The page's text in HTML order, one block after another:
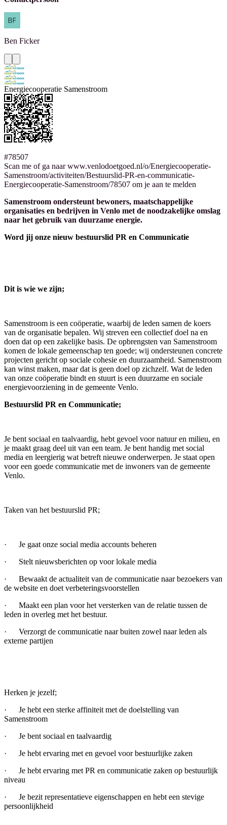
Ben Ficker
Energiecooperatie Samenstroom
#78507
Scan me of ga naar www.venlodoetgoed.nl/o/Energiecooperatie-
Samenstroom/activiteiten/Bestuurslid-PR-en-communicatie-
Energiecooperatie-Samenstroom/78507 om je aan te melden
Samenstroom ondersteunt bewoners, maatschappelijke
organisaties en bedrijven in Venlo met de noodzakelijke omslag
naar het gebruik van duurzame energie.
Word jij onze nieuw bestuurslid PR en Communicatie
Dit is wie we zijn;
Samenstroom is een coöperatie, waarbij de leden samen de koers
van de organisatie bepalen. Wij streven een collectief doel na en
doen dat op een zakelijke basis. De opbrengsten van Samenstroom
komen de lokale gemeenschap ten goede; wij ondersteunen concrete
projecten gericht op sociale cohesie en duurzaamheid. Samenstroom
kan winst maken, maar dat is geen doel op zichzelf. Wat de leden
van onze coöperatie bindt en stuurt is een duurzame en sociale
energievoorziening in de gemeente Venlo.
Bestuurslid PR en Communicatie;
Je bent sociaal en taalvaardig, hebt gevoel voor natuur en milieu, en
je maakt graag deel uit van een team. Je bent handig met social
media en leergierig wat betreft nieuwe onderwerpen. Je staat open
voor een goede communicatie met de inwoners van de gemeente
Venlo.
Taken van het bestuurslid PR;
· Je gaat onze social media accounts beheren
· Stelt nieuwsberichten op voor lokale media
· Bewaakt de actualiteit van de communicatie naar bezoekers van
de website en doet verbeteringsvoorstellen
· Maakt een plan voor het versterken van de relatie tussen de
leden in overleg met het bestuur.
· Verzorgt de communicatie naar buiten zowel naar leden als
externe partijen
Herken je jezelf;
· Je hebt een sterke affiniteit met de doelstelling van
Samenstroom
· Je bent sociaal en taalvaardig
· Je hebt ervaring met en gevoel voor bestuurlijke zaken
· Je hebt ervaring met PR en communicatie zaken op bestuurlijk
niveau
· Je bezit representatieve eigenschappen en hebt een stevige
persoonlijkheid